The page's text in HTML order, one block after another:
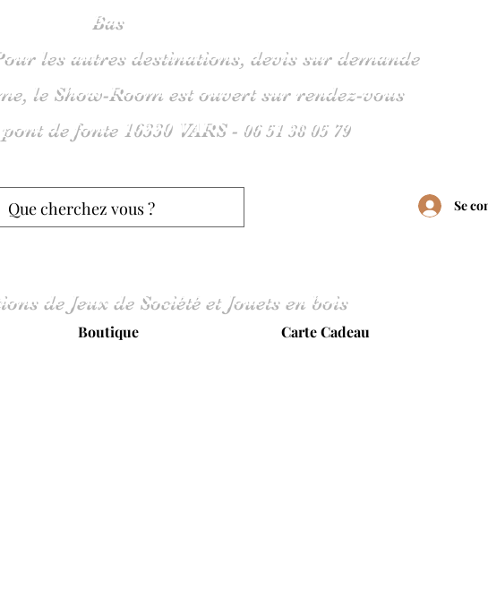
Bas
les autres destinations, devis sur demande
le Show-Room est ouvert sur rendez-vous
de fonte 16330 VARS - 0651 38 05 79
Se
de Jeux de Société et Jouets en bois
Boutique Carte Cadeau